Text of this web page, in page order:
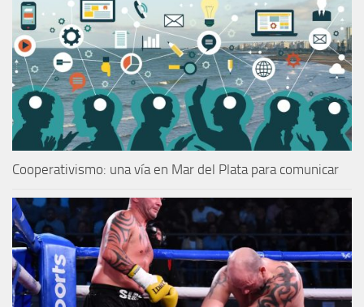
Cooperativismo: una vía en Mar del Plata para comunicar